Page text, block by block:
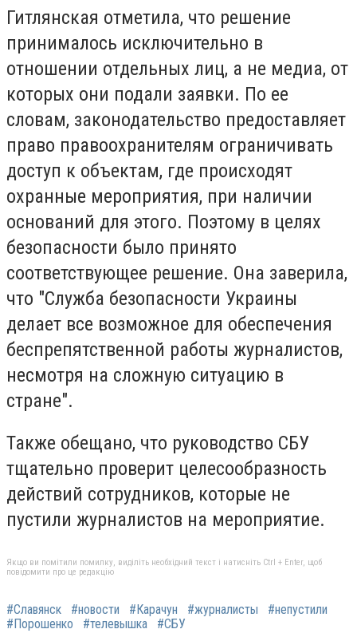
Гитлянская отметила, что решение
принималось исключительно в
отношении отдельных лиц, а не медиа, от
которых они подали заявки. По ее
словам, законодательство предоставляет
право правоохранителям ограничивать
доступ к объектам, где происходят
охранные мероприятия, при наличии
оснований для этого. Поэтому в целях
безопасности было принято
соответствующее решение. Она заверила,
что "Служба безопасности Украины
делает все возможное для обеспечения
беспрепятственной работы журналистов,
несмотря на сложную ситуацию в
стране".
Также обещано, что руководство СБУ
тщательно проверит целесообразность
действий сотрудников, которые не
пустили журналистов на мероприятие.
Якщо ви помітили помилку, виділіть необхідний текст і натисніть Ctrl + Enter, щоб
повідомити про це редакцію
#Славянск #новости #Карачун #журналисты
#непустили
#Порошенко
#телевышка #СБУ